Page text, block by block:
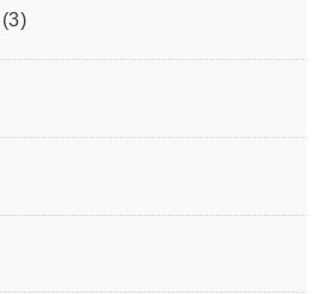
(3)